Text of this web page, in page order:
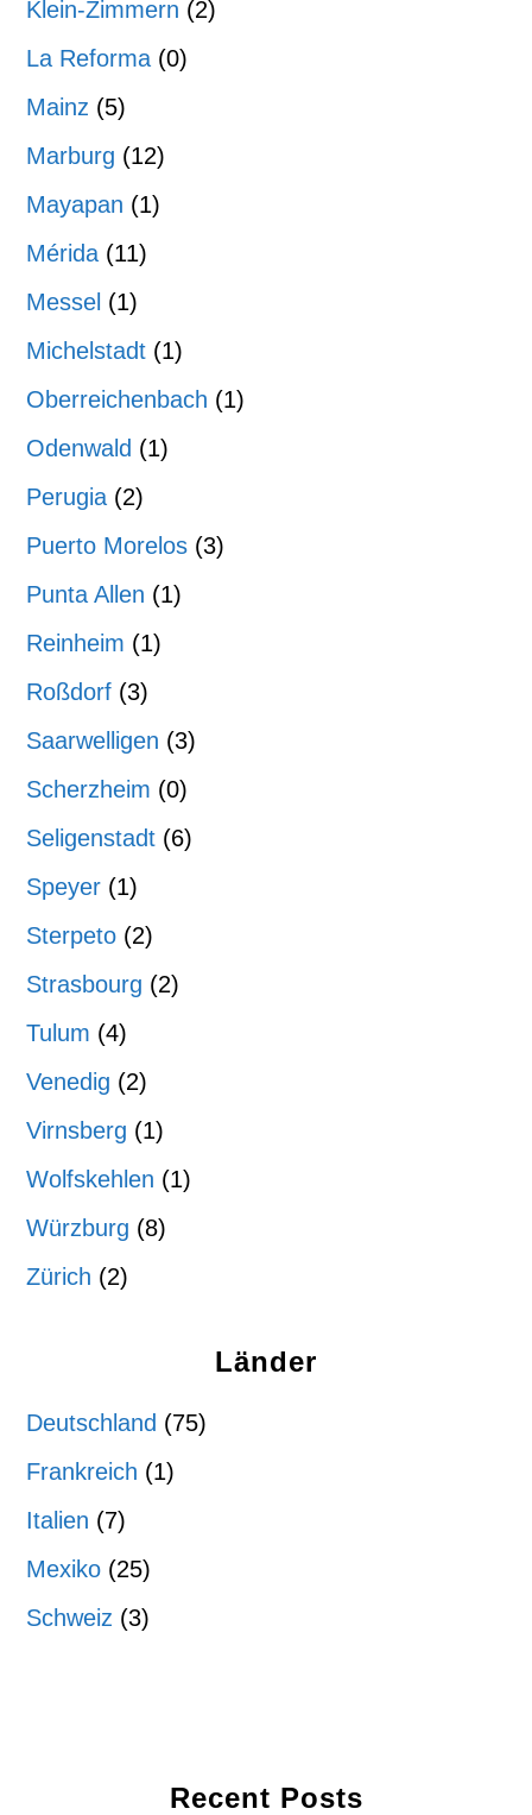
Klein-Zimmern (2)
La Reforma (0)
Mainz (5)
Marburg (12)
Mayapan (1)
Mérida (11)
Messel (1)
Michelstadt (1)
Oberreichenbach (1)
Odenwald (1)
Perugia (2)
Puerto Morelos (3)
Punta Allen (1)
Reinheim (1)
Roßdorf (3)
Saarwelligen (3)
Scherzheim (0)
Seligenstadt (6)
Speyer (1)
Sterpeto (2)
Strasbourg (2)
Tulum (4)
Venedig (2)
Virnsberg (1)
Wolfskehlen (1)
Würzburg (8)
Zürich (2)
Länder
Deutschland (75)
Frankreich (1)
Italien (7)
Mexiko (25)
Schweiz (3)
Recent Posts